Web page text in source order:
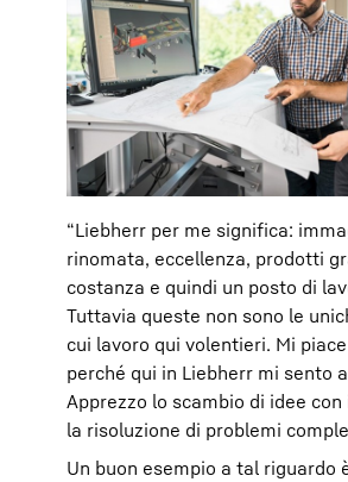
“Liebherr per me significa:
rinomata, eccellenza, prodotti
costanza e quindi un posto di
Tuttavia queste non sono le
cui lavoro qui volentieri. Mi
perché qui in Liebherr mi sento
Apprezzo lo scambio di idee
la risoluzione di problemi
Un buon esempio a tal riguardo